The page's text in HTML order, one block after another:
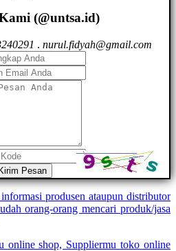
(@untsa.id)
. nurul.fidyah@gmail.com
Pesan
produsen ataupun distributor
orang-orang mencari produk/jasa
online shop, Suppliermu toko online